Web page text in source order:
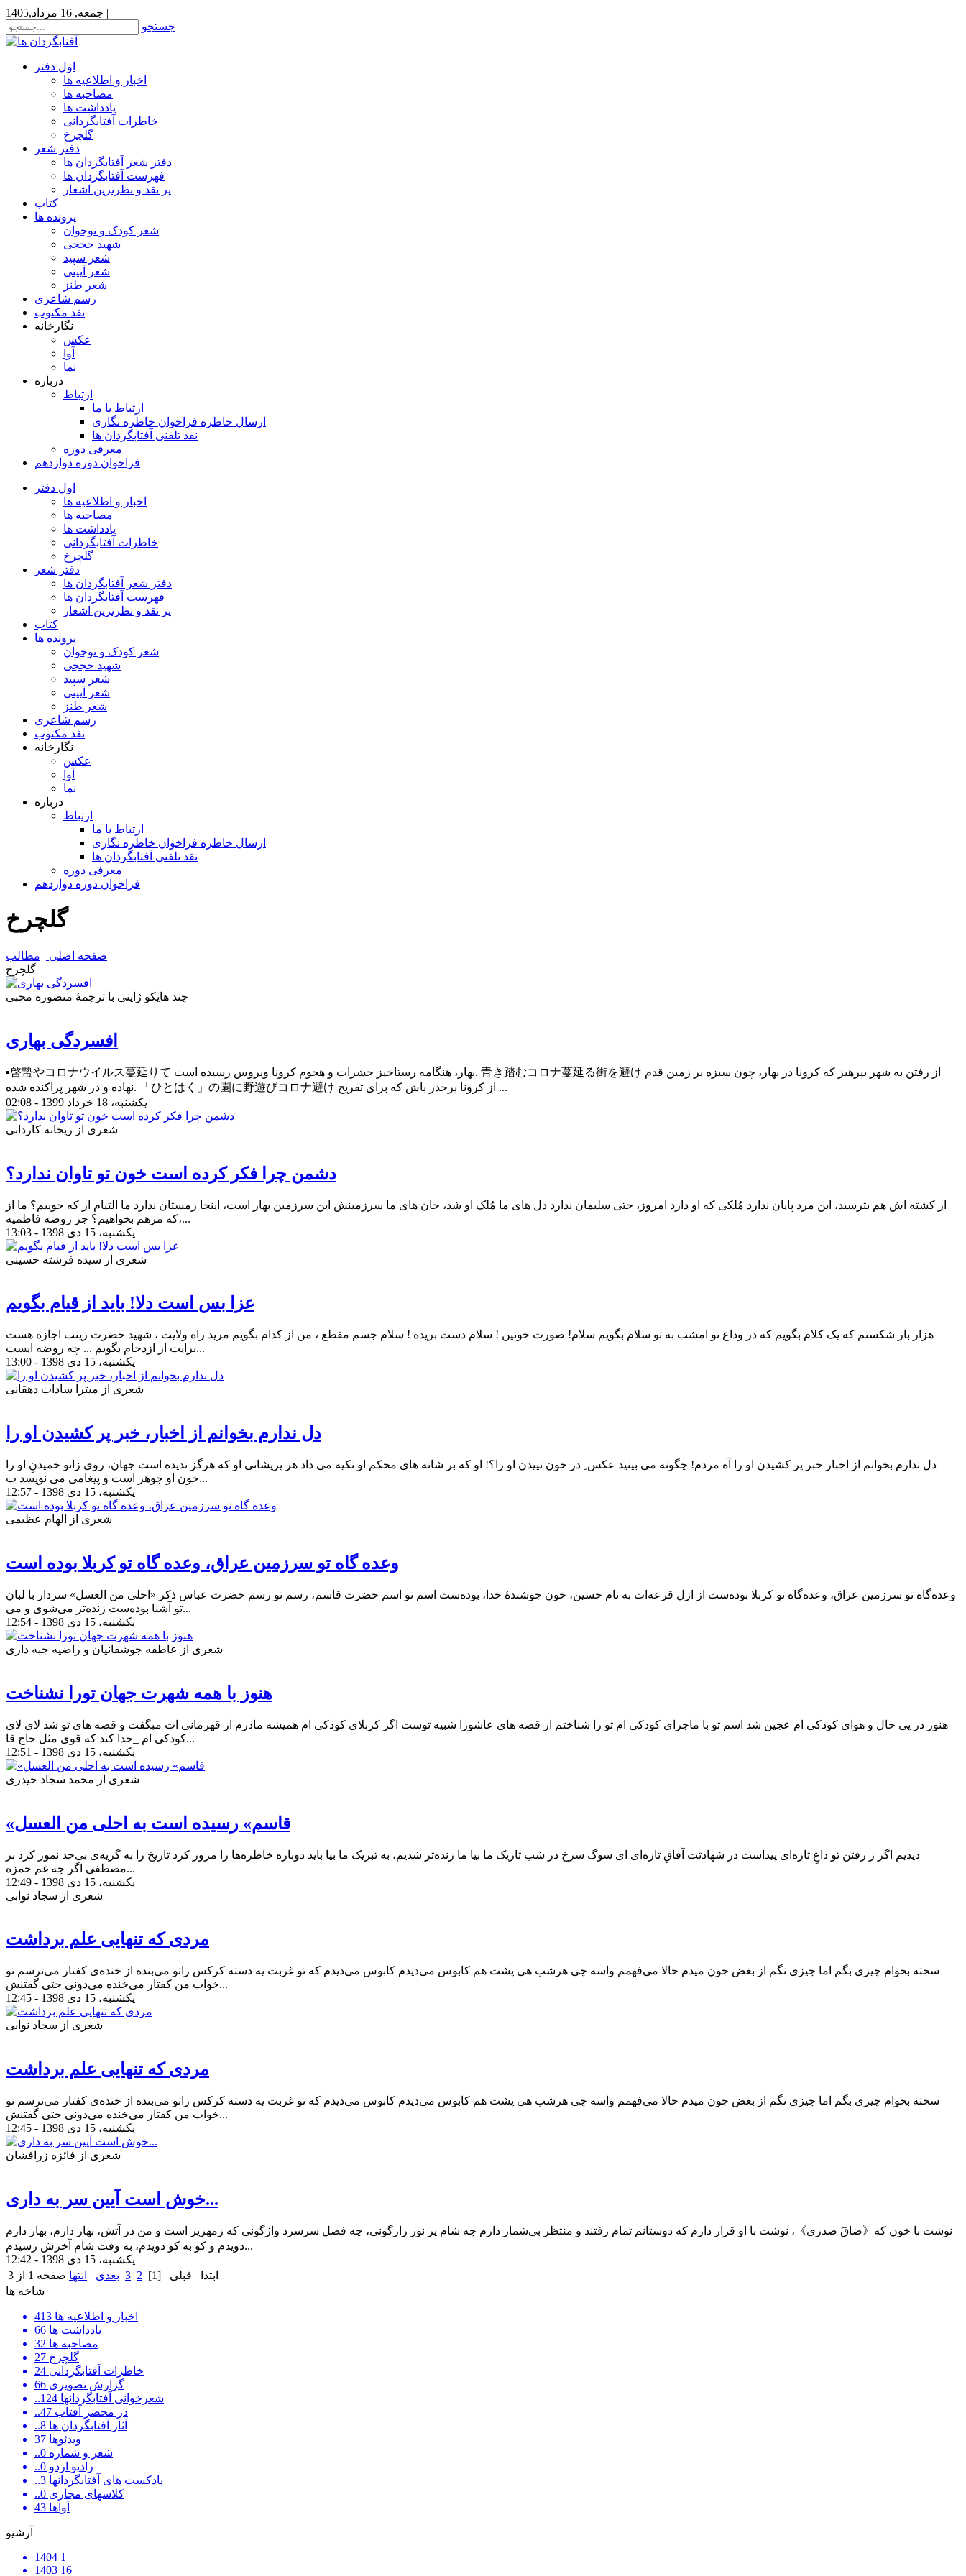
جمعه, 16 مرداد,1405 |
جستجو
اول دفتر
اخبار و اطلاعیه ها
مصاحبه ها
یادداشت ها
خاطرات آفتابگردانی
گلچرخ
دفتر شعر
دفتر شعر آفتابگردان ها
فهرست آفتابگردان ها
پر نقد و نظرترین اشعار
کتاب
پرونده ها
شعر کودک و نوجوان
شهید حججی
شعر سپید
شعر آیینی
شعر طنز
رسم شاعری
نقد مکتوب
نگارخانه
عکس
آوا
نما
درباره
ارتباط
ارتباط با ما
ارسال خاطره فراخوان خاطره نگاری
نقد تلفنی آفتابگردان ها
معرفی دوره
فراخوان دوره دوازدهم
اول دفتر
اخبار و اطلاعیه ها
مصاحبه ها
یادداشت ها
خاطرات آفتابگردانی
گلچرخ
دفتر شعر
دفتر شعر آفتابگردان ها
فهرست آفتابگردان ها
پر نقد و نظرترین اشعار
کتاب
پرونده ها
شعر کودک و نوجوان
شهید حججی
شعر سپید
شعر آیینی
شعر طنز
رسم شاعری
نقد مکتوب
نگارخانه
عکس
آوا
نما
درباره
ارتباط
ارتباط با ما
ارسال خاطره فراخوان خاطره نگاری
نقد تلفنی آفتابگردان ها
معرفی دوره
فراخوان دوره دوازدهم
گلچرخ
صفحه اصلی
مطالب
گلچرخ
چند هایکو ژاپنی با ترجمۀ منصوره محبی
افسردگی بهاری
▪️啓蟄やコロナウイルス蔓延りて بهار، هنگامه رستاخیز حشرات و هجوم کرونا ویروس رسیده است. 青き踏むコロナ蔓延る街を避け از رفتن به شهر بپرهیز که کرونا در بهار، چون سبزه بر زمین قدم
نهاده و در شهر پراکنده شده. 「ひとはく」の園に野遊びコロナ避け از کرونا برحذر باش که برای تفریح ...
یکشنبه، 18 خرداد 1399 - 02:08
شعری از ریحانه کاردانی
دشمن چرا فکر کرده است خون تو تاوان ندارد؟
از کشته اش هم بترسید، این مرد پایان ندارد مُلکی که او دارد امروز، حتی سلیمان ندارد دل های ما مُلک او شد، جان های ما سرزمینش این سرزمین بهار است، اینجا زمستان ندارد ما التیام از که جوییم؟ ما از
که مرهم بخواهیم؟ جز روضه فاطمیه،...
یکشنبه، 15 دی 1398 - 13:03
شعری از سیده فرشته حسینی
عزا بس است دلا! باید از قیام بگویم
هزار بار شکستم که یک کلام بگویم که در وداع تو امشب به تو سلام بگویم سلام! صورت خونین ! سلام دست بریده ! سلام جسم مقطع ، من از کدام بگویم مرید راه ولایت ، شهید حضرت زینب اجازه هست
برایت از ازدحام بگویم ... چه روضه ایست...
یکشنبه، 15 دی 1398 - 13:00
شعری از میترا سادات دهقانی
دل ندارم بخوانم از اخبار، خبر پر کشیدن او را
دل ندارم بخوانم از اخبار خبر پر کشیدن او را آه مردم! چگونه می بینید عکس ِ در خون تپیدن او را؟! او که بر شانه های محکم او تکیه می داد هر پریشانی او که هرگز ندیده است جهان، روی زانو خمیدنِ او را
خون او جوهر است و پیغامی می نویسد ب...
یکشنبه، 15 دی 1398 - 12:57
شعری از الهام عظیمی
وعده گاه تو سرزمین عراق، وعده گاه تو کربلا بوده است
وعده‌گاه تو سرزمین عراق، وعده‌گاه تو کربلا بوده‌ست از ازل قرعه‌ات به نام حسین، خون جوشندۀ خدا،‌ بوده‌ست اسم تو اسم حضرت قاسم، رسم تو رسم حضرت عباس ذکر «احلی من العسل» سردار با لبان
تو آشنا بوده‌ست زنده‌تر می‌شوی و می...
یکشنبه، 15 دی 1398 - 12:54
شعری از عاطفه جوشقانیان و راضیه جبه داری
هنوز با همه شهرت جهان تورا نشناخت
هنوز در پی حال و هوای کودکی ام عجین شد اسم تو با ماجرای کودکی ام تو را شناختم از قصه های عاشورا شبیه توست اگر کربلای کودکی ام همیشه مادرم از قهرمانی ات مبگفت و قصه های تو شد لای لای
کودکی ام _خدا کند که قوی مثل حاج قا...
یکشنبه، 15 دی 1398 - 12:51
شعری از محمد سجاد حیدری
«قاسم» رسیده است به احلی من العسل
دیدیم اگر ز رفتن تو داغِ تازه‌ای پیداست در شهادتت آفاقِ تازه‌ای ای سوگ سرخ در شب تاریک ما بیا ما زنده‌تر شدیم، به تبریک ما بیا باید دوباره خاطره‌ها را مرور کرد تاریخ را به گریه‌ی بی‌حد نمور کرد بر
مصطفی اگر چه غم حمزه...
یکشنبه، 15 دی 1398 - 12:49
شعری از سجاد نوابی
مردی که تنهایی علم برداشت
سخته بخوام چیزی بگم اما چیزی نگم از بغض جون میدم حالا می‌فهمم واسه چی هرشب هی پشت هم کابوس می‌دیدم کابوس می‌دیدم که تو غربت یه دسته کرکس راتو می‌بنده از خنده‌ی کفتار می‌ترسم تو
خواب من کفتار می‌خنده می‌دونی حتی گفتنش...
یکشنبه، 15 دی 1398 - 12:45
شعری از سجاد نوابی
مردی که تنهایی علم برداشت
سخته بخوام چیزی بگم اما چیزی نگم از بغض جون میدم حالا می‌فهمم واسه چی هرشب هی پشت هم کابوس می‌دیدم کابوس می‌دیدم که تو غربت یه دسته کرکس راتو می‌بنده از خنده‌ی کفتار می‌ترسم تو
خواب من کفتار می‌خنده می‌دونی حتی گفتنش...
یکشنبه، 15 دی 1398 - 12:45
شعری از فائزه زرافشان
خوش است آیین سر به داری...
نوشت با خون که《ضاقَ صدری》، نوشت با او قرار دارم که دوستانم تمام رفتند و منتظر بی‌شمار دارم چه شام پر نور رازگونی، چه فصل سرسرد واژگونی که زمهریر است و من در آتش، بهار دارم، بهار دارم
دویدم و کو به کو دویدم، به وقت شام آخرش رسیدم...
یکشنبه، 15 دی 1398 - 12:42
صفحه 1 از 3
ابتدا قبلی [1]
2
3 بعدی
انتها
شاخه ها
اخبار و اطلاعیه ها 413
یادداشت ها 66
مصاحبه ها 32
گلچرخ 27
خاطرات آفتابگردانی 24
گزارش تصویری 66
..شعرخوانی آفتابگردانها 124
..در محضر آفتاب 47
..آثار آفتابگردان ها 8
ویدئوها 37
..شعر و شماره 0
..رادیو اردو 0
..پادکست های آفتابگردانها 3
..کلاسهای مجازی 0
آواها 43
آرشیو
1404 1
1403 16